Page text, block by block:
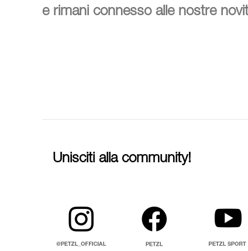
e rimani connesso alle nostre
Unisciti alla community!